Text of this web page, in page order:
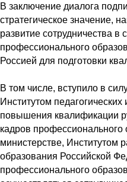
В заключение диалога
стратегическое значение,
развитие сотрудничества
профессионального
Россией для подготовки
В том числе, вступило в
Институтом
повышения квалификации
кадров профессионального
министерстве, Институтом
образования Российской
профессионального